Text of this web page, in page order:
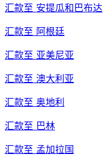
汇款至 安提瓜和巴布达
汇款至 阿根廷
汇款至 亚美尼亚
汇款至 澳大利亚
汇款至 奥地利
汇款至 巴林
汇款至 孟加拉国